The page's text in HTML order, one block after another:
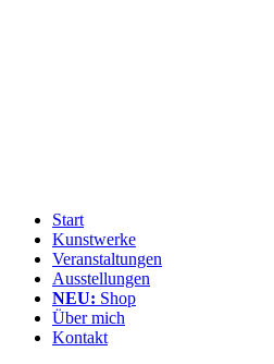
Start
Kunstwerke
Veranstaltungen
Ausstellungen
NEU: Shop
Über mich
Kontakt